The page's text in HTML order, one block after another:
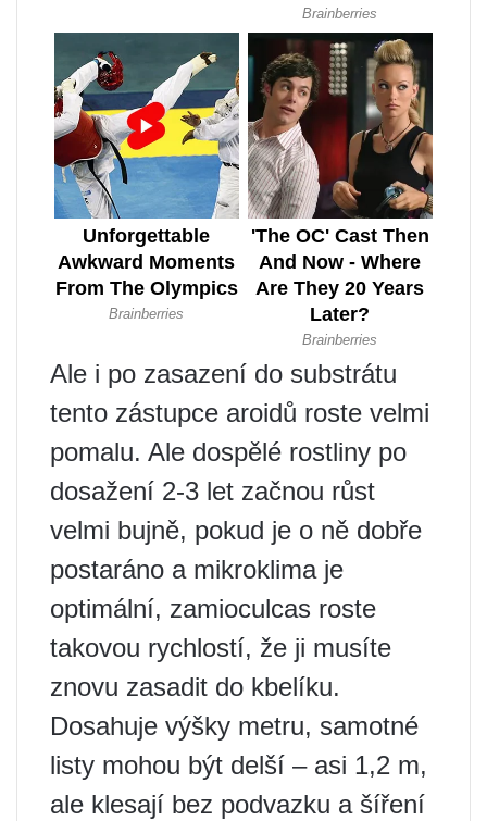
Ale i po zasazení do substrátu
tento zástupce aroidů roste velmi
pomalu. Ale dospělé rostliny po
dosažení 2-3 let začnou růst
velmi bujně, pokud je o ně dobře
postaráno a mikroklima je
optimální, zamioculcas roste
takovou rychlostí, že ji musíte
znovu zasadit do kbelíku.
Dosahuje výšky metru, samotné
listy mohou být delší – asi 1,2 m,
ale klesají bez podvazku a šíření